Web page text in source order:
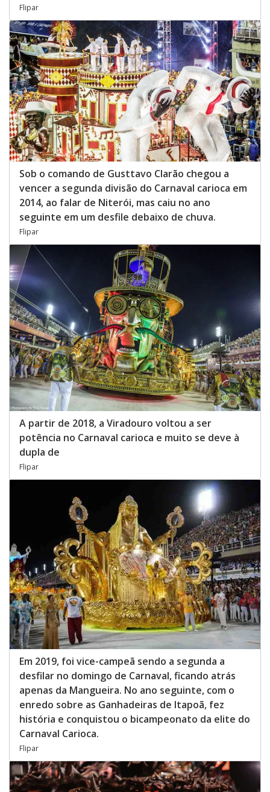
Flipar
Sob o comando de Gusttavo Clarão chegou a
vencer a segunda divisão do Carnaval carioca em
2014, ao falar de Niterói, mas caiu no ano
seguinte em um desfile debaixo de chuva.
Flipar
A partir de 2018, a Viradouro voltou a ser
potência no Carnaval carioca e muito se deve à
dupla de
Flipar
Em 2019, foi vice-campeã sendo a segunda a
desfilar no domingo de Carnaval, ficando atrás
apenas da Mangueira. No ano seguinte, com o
enredo sobre as Ganhadeiras de Itapoã, fez
história e conquistou o bicampeonato da elite do
Carnaval Carioca.
Flipar